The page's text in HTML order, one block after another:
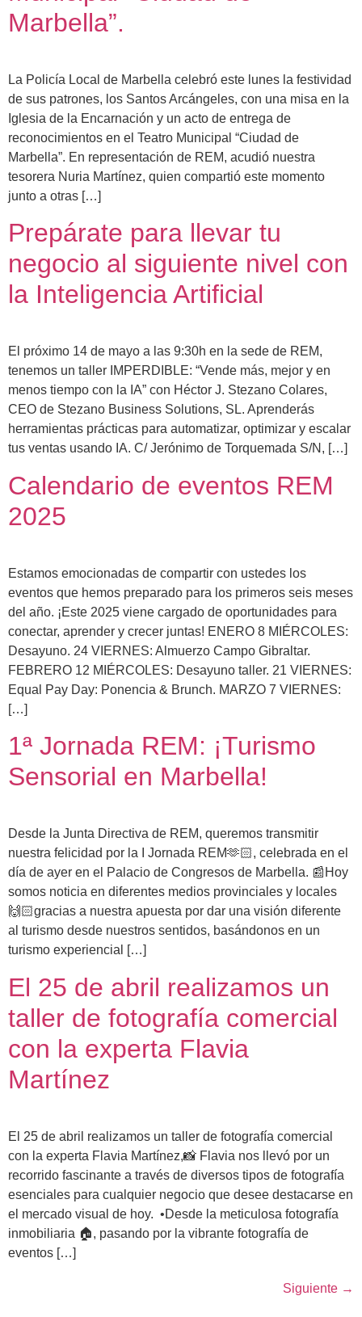
Marbella”.
La Policía Local de Marbella celebró este lunes la festividad
de sus patrones, los Santos Arcángeles, con una misa en la
Iglesia de la Encarnación y un acto de entrega de
reconocimientos en el Teatro Municipal “Ciudad de
Marbella”. En representación de REM, acudió nuestra
tesorera Nuria Martínez, quien compartió este momento
junto a otras […]
Prepárate para llevar tu
negocio al siguiente nivel con
la Inteligencia Artificial
El próximo 14 de mayo a las 9:30h en la sede de REM,
tenemos un taller IMPERDIBLE: “Vende más, mejor y en
menos tiempo con la IA” con Héctor J. Stezano Colares,
CEO de Stezano Business Solutions, SL. Aprenderás
herramientas prácticas para automatizar, optimizar y escalar
tus ventas usando IA. C/ Jerónimo de Torquemada S/N, […]
Calendario de eventos REM
2025
Estamos emocionadas de compartir con ustedes los
eventos que hemos preparado para los primeros seis meses
del año. ¡Este 2025 viene cargado de oportunidades para
conectar, aprender y crecer juntas! ENERO 8 MIÉRCOLES:
Desayuno. 24 VIERNES: Almuerzo Campo Gibraltar.
FEBRERO 12 MIÉRCOLES: Desayuno taller. 21 VIERNES:
Equal Pay Day: Ponencia & Brunch. MARZO 7 VIERNES:
[…]
1ª Jornada REM: ¡Turismo
Sensorial en Marbella!
Desde la Junta Directiva de REM, queremos transmitir
nuestra felicidad por la I Jornada REM🫶🏻, celebrada en el
día de ayer en el Palacio de Congresos de Marbella. 📰Hoy
somos noticia en diferentes medios provinciales y locales
🙌🏻gracias a nuestra apuesta por dar una visión diferente
al turismo desde nuestros sentidos, basándonos en un
turismo experiencial […]
El 25 de abril realizamos un
taller de fotografía comercial
con la experta Flavia
Martínez
El 25 de abril realizamos un taller de fotografía comercial
con la experta Flavia Martínez,📸 Flavia nos llevó por un
recorrido fascinante a través de diversos tipos de fotografía
esenciales para cualquier negocio que desee destacarse en
el mercado visual de hoy. •Desde la meticulosa fotografía
inmobiliaria 🏠, pasando por la vibrante fotografía de
eventos […]
Siguiente →